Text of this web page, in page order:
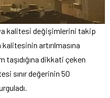
kalitesi değişimlerini takip
artırılmasına
dikkati çeken
sınır değerinin 50